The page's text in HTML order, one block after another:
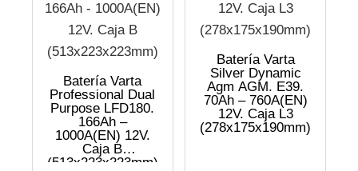
Batería Varta
Professional Dual
Purpose LFD180.
166Ah –
1000A(EN) 12V.
Caja B
(513x223x223mm)
Batería Varta
Silver Dynamic
Agm AGM. E39.
70Ah – 760A(EN)
12V. Caja L3
(278x175x190mm)